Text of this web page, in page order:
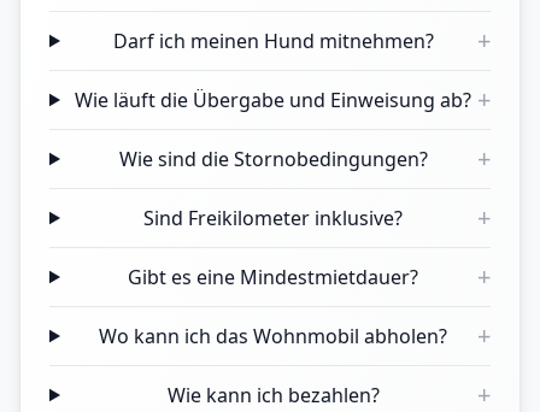
Darf ich meinen Hund mitnehmen? +
Wie läuft die Übergabe und Einweisung ab? +
Wie sind die Stornobedingungen? +
Sind Freikilometer inklusive? +
Gibt es eine Mindestmietdauer? +
Wo kann ich das Wohnmobil abholen? +
Wie kann ich bezahlen? +